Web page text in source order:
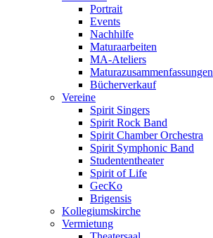
Portrait
Events
Nachhilfe
Maturaarbeiten
MA-Ateliers
Maturazusammenfassungen
Bücherverkauf
Vereine
Spirit Singers
Spirit Rock Band
Spirit Chamber Orchestra
Spirit Symphonic Band
Studententheater
Spirit of Life
GecKo
Brigensis
Kollegiumskirche
Vermietung